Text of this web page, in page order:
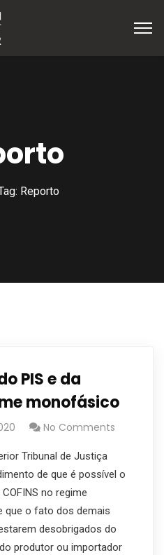
Reporto
PIS e da
monofásico
No Comments
Tribunal de Justiça
de que é possível o
no regime
que o fato dos demais
desobrigados do
produtor ou importador